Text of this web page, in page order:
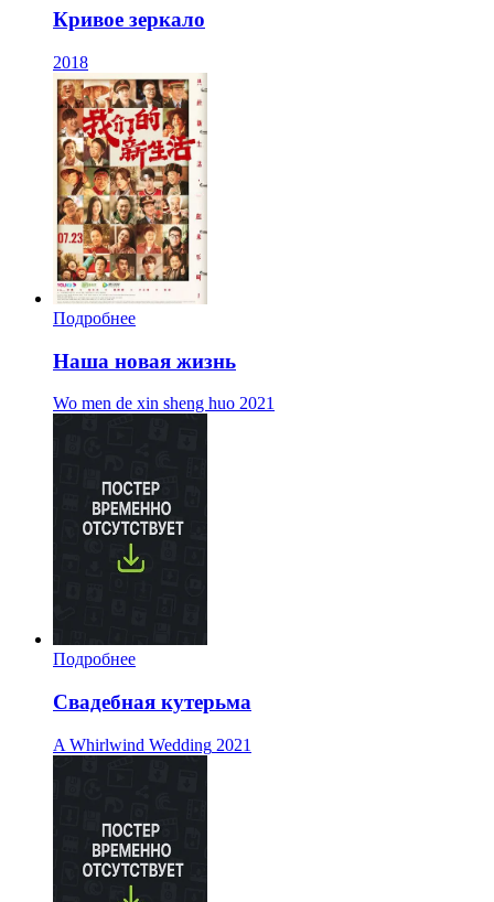
Кривое зеркало
2018
Подробнее
Наша новая жизнь
Wo men de xin sheng huo 2021
Подробнее
Свадебная кутерьма
A Whirlwind Wedding 2021